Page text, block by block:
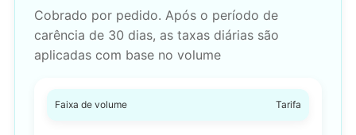
Cobrado por pedido. Após o período de
carência de 30 dias, as taxas diárias são
aplicadas com base no volume
Faixa de volume Tarifa